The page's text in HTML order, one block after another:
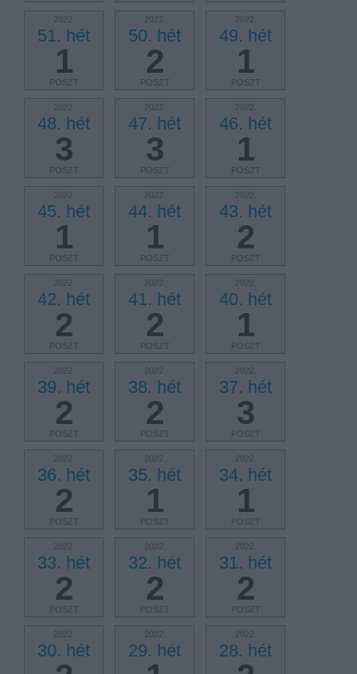
2022.
51. hét
1
POSZT
2022.
50. hét
2
POSZT
2022.
49. hét
1
POSZT
2022.
48. hét
3
POSZT
2022.
47. hét
3
POSZT
2022.
46. hét
1
POSZT
2022.
45. hét
1
POSZT
2022.
44. hét
1
POSZT
2022.
43. hét
2
POSZT
2022.
42. hét
2
POSZT
2022.
41. hét
2
POSZT
2022.
40. hét
1
POSZT
2022.
39. hét
2
POSZT
2022.
38. hét
2
POSZT
2022.
37. hét
3
POSZT
2022.
36. hét
2
POSZT
2022.
35. hét
1
POSZT
2022.
34. hét
1
POSZT
2022.
33. hét
2
POSZT
2022.
32. hét
2
POSZT
2022.
31. hét
2
POSZT
2022.
30. hét
2022.
29. hét
2022.
28. hét